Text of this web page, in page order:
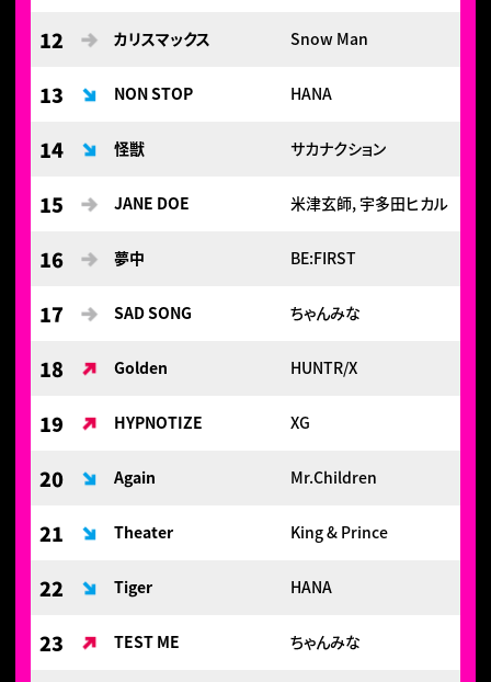
12 カリスマックス Snow Man
13 NON STOP HANA
14 怪獣 サカナクション
15 JANE DOE 米津玄師, 宇多田ヒカル
16 夢中 BE:FIRST
17 SAD SONG ちゃんみな
18 Golden HUNTR/X
19 HYPNOTIZE XG
20 Again Mr.Children
21 Theater King & Prince
22 Tiger HANA
23 TEST ME ちゃんみな